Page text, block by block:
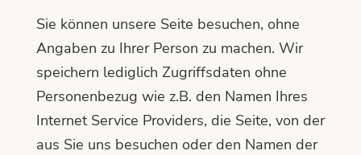
Sie können unsere Seite besuchen, ohne
Angaben zu Ihrer Person zu machen. Wir
speichern lediglich Zugriffsdaten ohne
Personenbezug wie z.B. den Namen Ihres
Internet Service Providers, die Seite, von der
aus Sie uns besuchen oder den Namen der